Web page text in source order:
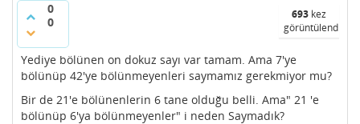
0
0
693 kez
görüntülendi
Yediye bölünen on dokuz sayı var tamam. Ama 7'ye
bölünüp 42'ye bölünmeyenleri saymamız gerekmiyor mu?
Bir de 21'e bölünenlerin 6 tane olduğu belli. Ama" 21 'e
bölünüp 6'ya bölünmeyenler" i neden Saymadık?